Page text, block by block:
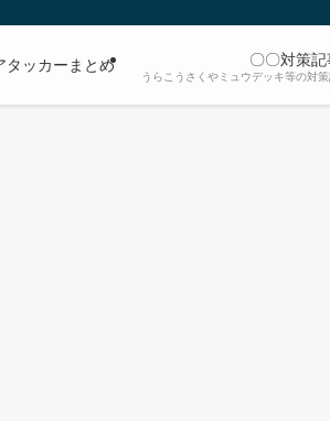
タッカーまとめ 〇〇対策記
うらこうさくやミュウデッキ等の対